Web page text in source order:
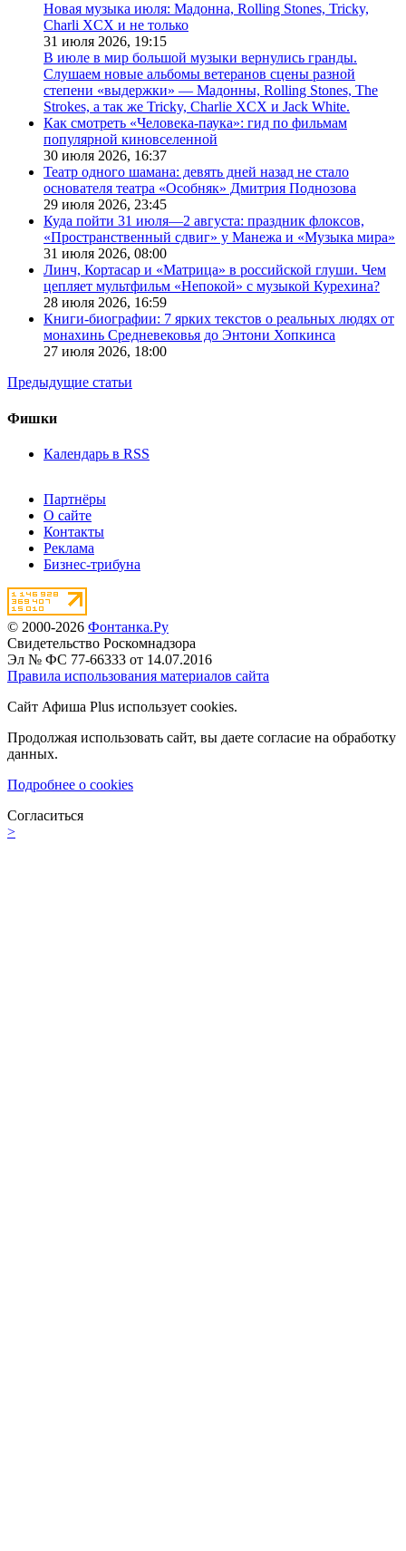
Новая музыка июля: Мадонна, Rolling Stones, Tricky,
Charli XCX и не только
31 июля 2026, 19:15
В июле в мир большой музыки вернулись гранды.
Слушаем новые альбомы ветеранов сцены разной
степени «выдержки» — Мадонны, Rolling Stones, The
Strokes, а так же Tricky, Charlie XCX и Jack White.
Как смотреть «Человека-паука»: гид по фильмам
популярной киновселенной
30 июля 2026, 16:37
Театр одного шамана: девять дней назад не стало
основателя театра «Особняк» Дмитрия Поднозова
29 июля 2026, 23:45
Куда пойти 31 июля—2 августа: праздник флоксов,
«Пространственный сдвиг» у Манежа и «Музыка мира»
31 июля 2026, 08:00
Линч, Кортасар и «Матрица» в российской глуши. Чем
цепляет мультфильм «Непокой» с музыкой Курехина?
28 июля 2026, 16:59
Книги-биографии: 7 ярких текстов о реальных людях от
монахинь Средневековья до Энтони Хопкинса
27 июля 2026, 18:00
Предыдущие статьи
Фишки
Календарь в RSS
Партнёры
О сайте
Контакты
Реклама
Бизнес-трибуна
© 2000-2026 Фонтанка.Ру
Свидетельство Роскомнадзора
Эл № ФС 77-66333 от 14.07.2016
Правила использования материалов сайта
Сайт Афиша Plus использует cookies.
Продолжая использовать сайт, вы даете согласие на обработку
данных.
Подробнее о cookies
Согласиться
>